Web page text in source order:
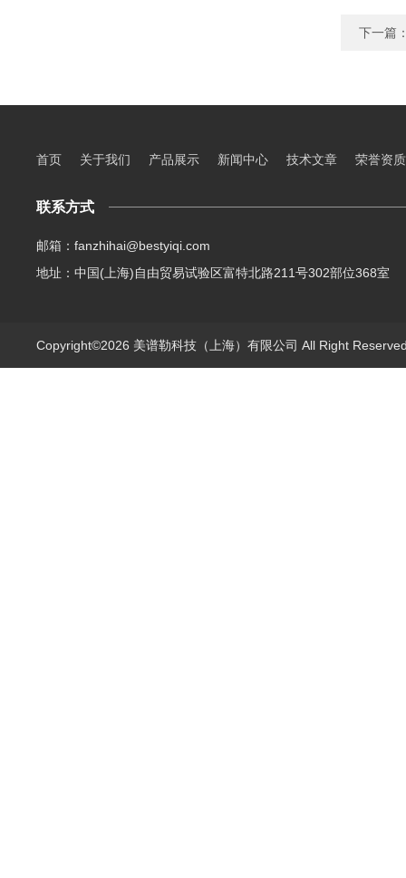
下一篇
首页 关于我们 产品展示 新闻中心 技术文章 荣誉资质
联系方式
邮箱：fanzhihai@bestyiqi.com
地址：中国(上海)自由贸易试验区富特北路211号302部位368室
Copyright©2026 美谱勒科技（上海）有限公司 All Right